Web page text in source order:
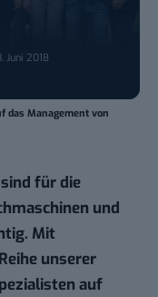
Juni 2018
das Management von
für die
und
Mit
unserer
auf